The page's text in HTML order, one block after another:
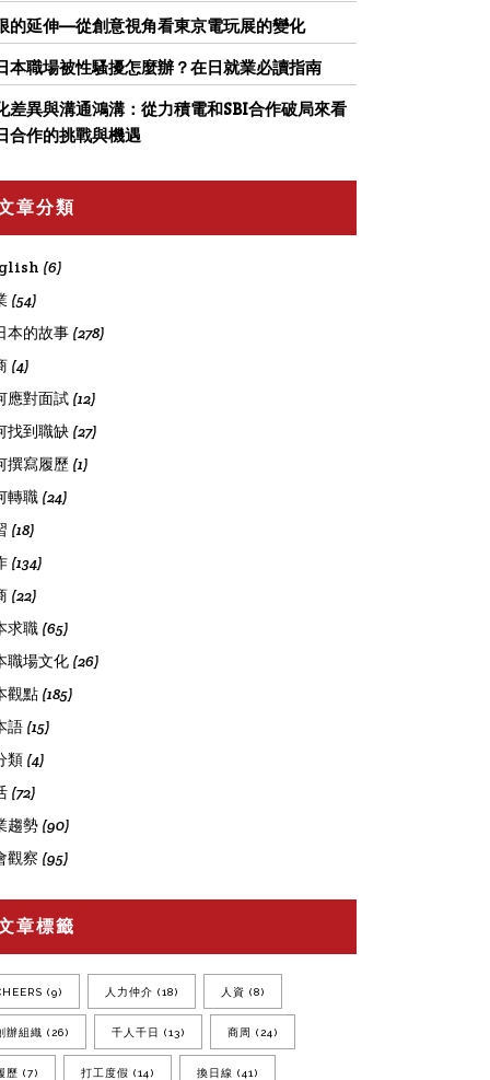
的延伸—從創意視角看東京電玩展的變化
本職場被性騷擾怎麼辦？在日就業必讀指南
差異與溝通鴻溝：從力積電和SBI合作破局來看
合作的挑戰與機遇
章分類
(6)
(54)
本的故事 (278)
(4)
應對面試 (12)
找到職缺 (27)
撰寫履歷 (1)
轉職 (24)
(18)
(134)
(22)
求職 (65)
職場文化 (26)
觀點 (185)
語 (15)
類 (4)
(72)
趨勢 (90)
觀察 (95)
章標籤
(9) 人力仲介 (18) 人資 (8)
辦組織 (26) 千人千日 (13) 商周 (24)
歷 (7) 打工度假 (14) 換日線 (41)